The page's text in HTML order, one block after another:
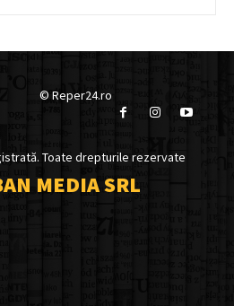
© Reper24.ro
Toate drepturile rezervate
MEDIA SRL